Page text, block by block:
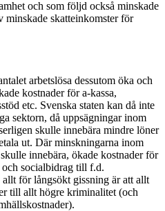
och som följd också minskade
minskade skatteinkomster för
arbetslösa dessutom öka och
kostnader för a-kassa,
etc. Svenska staten kan då inte
sektorn, då uppsägningar inom
skulle innebära mindre löner
ut. Där minskningarna inom
innebära, ökade kostnader för
och socialbidrag till f.d.
för långsökt gissning är att allt
till allt högre kriminalitet (och